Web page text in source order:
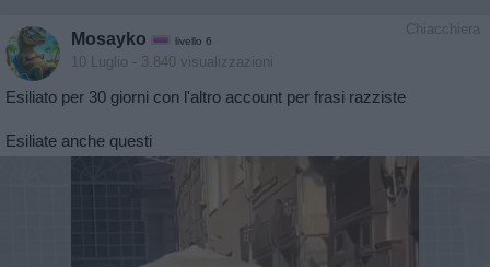
Chiacchiera
Mosayko livello 6
10 Luglio - 3.840 visualizzazioni
Esiliato per 30 giorni con l'altro account per frasi razziste
Esiliate anche questi